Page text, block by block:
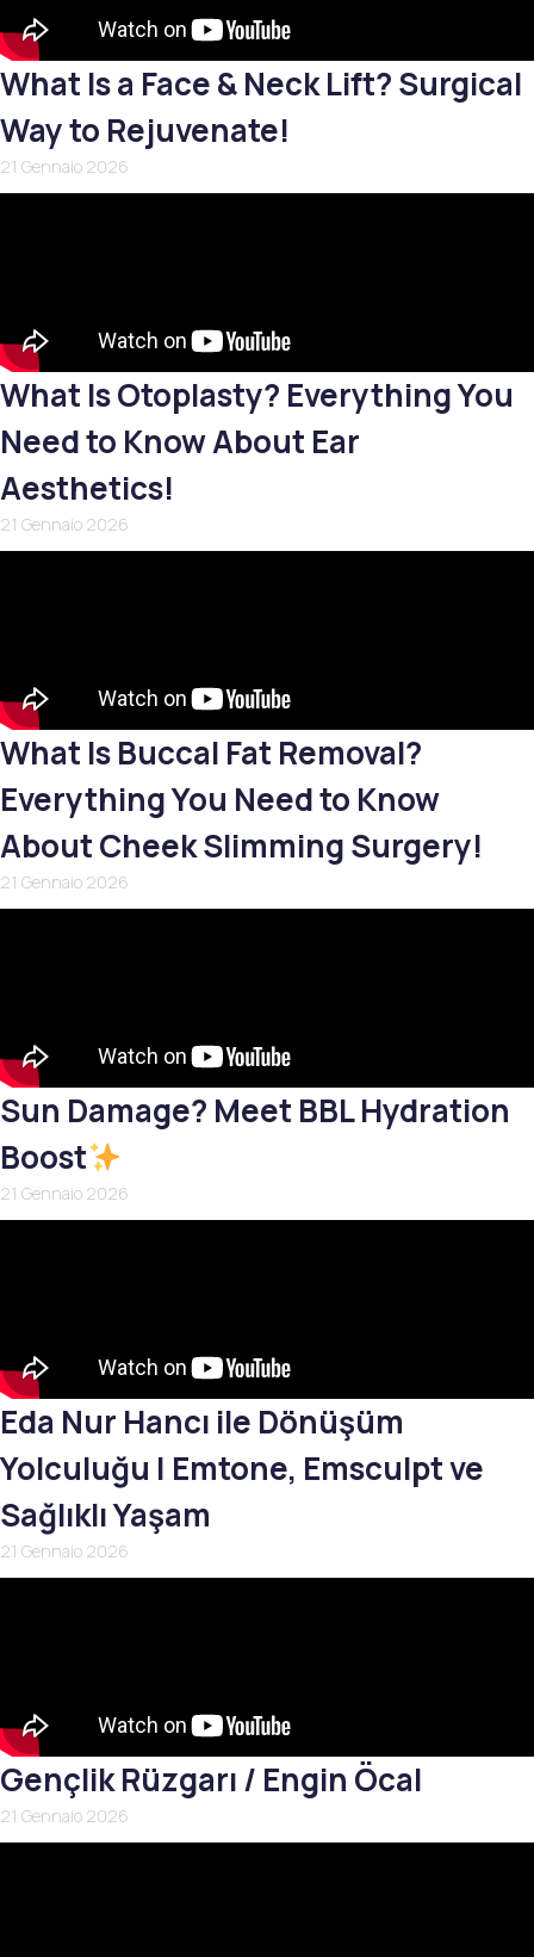
What Is a Face & Neck Lift? Surgical
Way to Rejuvenate!
21 Gennaio 2026
What Is Otoplasty? Everything You
Need to Know About Ear
Aesthetics!
21 Gennaio 2026
What Is Buccal Fat Removal?
Everything You Need to Know
About Cheek Slimming Surgery!
21 Gennaio 2026
Sun Damage? Meet BBL Hydration
Boost
21 Gennaio 2026
Eda Nur Hancı ile Dönüşüm
Yolculuğu | Emtone, Emsculpt ve
Sağlıklı Yaşam
21 Gennaio 2026
Gençlik Rüzgarı / Engin Öcal
21 Gennaio 2026